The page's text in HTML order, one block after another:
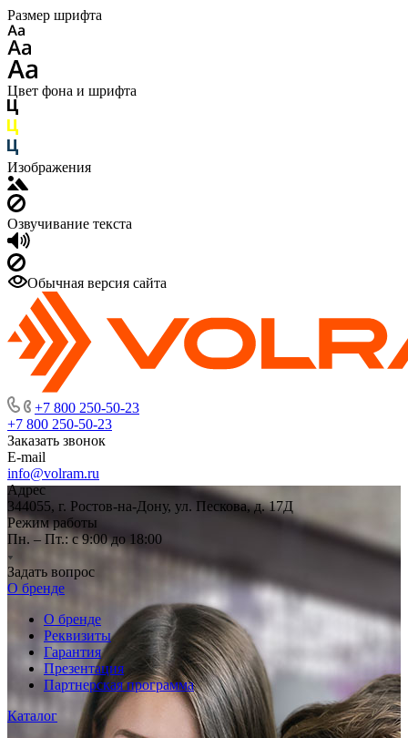
Размер шрифта
Цвет фона и шрифта
Изображения
Озвучивание текста
Обычная версия сайта
+7 800 250-50-23
+7 800 250-50-23
Заказать звонок
E-mail
info@volram.ru
Адрес
344055, г. Ростов-на-Дону, ул. Пескова, д. 17Д
Режим работы
Пн. – Пт.: с 9:00 до 18:00
Задать вопрос
О бренде
О бренде
Реквизиты
Гарантия
Презентация
Партнерская программа
Каталог